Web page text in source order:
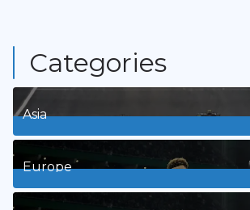
Categories
Asia
1Posts
Europe
3Posts